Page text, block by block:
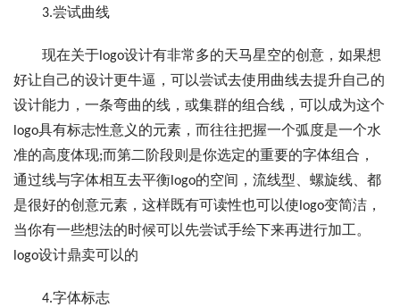
3.尝试曲线
现在关于logo设计有非常多的天马星空的创意，如果想
好让自己的设计更牛逼，可以尝试去使用曲线去提升自己的
设计能力，一条弯曲的线，或集群的组合线，可以成为这个
logo具有标志性意义的元素，而往往把握一个弧度是一个水
准的高度体现;而第二阶段则是你选定的重要的字体组合，
通过线与字体相互去平衡logo的空间，流线型、螺旋线、都
是很好的创意元素，这样既有可读性也可以使logo变简洁，
当你有一些想法的时候可以先尝试手绘下来再进行加工。
logo设计鼎卖可以的
4.字体标志